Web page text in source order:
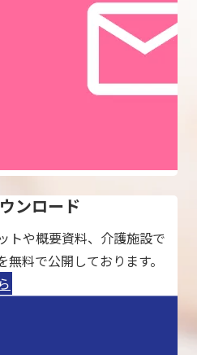
ンロード
トや概要資料、介護施設で
料で公開しております。